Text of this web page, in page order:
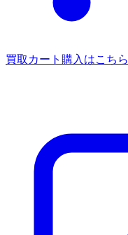
買取カート 購入はこちら